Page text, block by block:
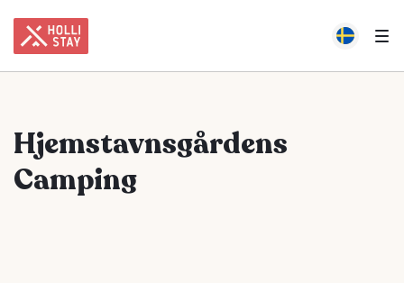
Hjemstavnsgårdens
Camping